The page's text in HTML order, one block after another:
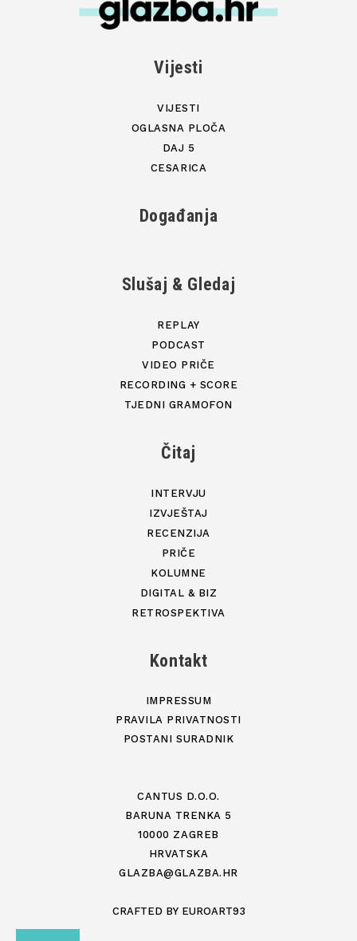
Vijesti
VIJESTI
OGLASNA PLOČA
DAJ 5
CESARICA
Događanja
Slušaj & Gledaj
REPLAY
PODCAST
VIDEO PRIČE
RECORDING + SCORE
TJEDNI GRAMOFON
Čitaj
INTERVJU
IZVJEŠTAJ
RECENZIJA
PRIČE
KOLUMNE
DIGITAL & BIZ
RETROSPEKTIVA
Kontakt
IMPRESSUM
PRAVILA PRIVATNOSTI
POSTANI SURADNIK
CANTUS D.O.O.
BARUNA TRENKA 5
10000 ZAGREB
HRVATSKA
GLAZBA@GLAZBA.HR
CRAFTED BY EUROART93